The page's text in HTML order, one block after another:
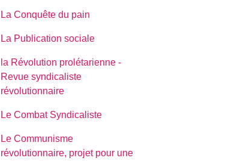
La Conquête du pain
La Publication sociale
la Révolution prolétarienne -
Revue syndicaliste
révolutionnaire
Le Combat Syndicaliste
Le Communisme
révolutionnaire, projet pour une